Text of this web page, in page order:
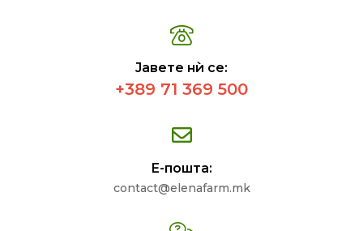
Јавете нѝ се:
+389 71 369 500
Е-пошта:
contact@elenafarm.mk